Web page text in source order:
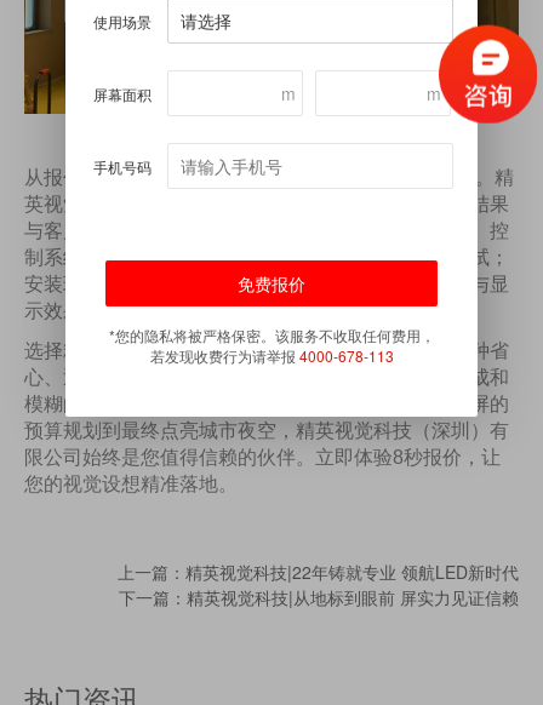
从报价到落地的无忧闭环。智能报价只是服务的开始。精
英视觉科技（深圳）有限公司的专业团队会基于报价结果
与客户深入沟通，提供针对性的深化设计、结构图纸、控
制系统方案。生产环节严控质量，出厂前经过老化测试；
安装环节由经验丰富的工程团队执行，确保结构安全与显
示效果；后期运维响应迅速，真正实现“交钥匙”工程。
选择精英视觉科技（深圳）有限公司，就是选择了一种省
心、透明、专业的合作体验。不必再为复杂的系统组成和
模糊的价格困扰，让资深厂家直接为您服务。从一块屏的
预算规划到最终点亮城市夜空，精英视觉科技（深圳）有
限公司始终是您值得信赖的伙伴。立即体验8秒报价，让
您的视觉设想精准落地。
上一篇：精英视觉科技|22年铸就专业 领航LED新时代
下一篇：精英视觉科技|从地标到眼前 屏实力见证信赖
使用场景
屏幕面积 m
m
手机号码
*您的隐私将被严格保密。该服务不收取任何费用，
若发现收费行为请举报 4000-678-113